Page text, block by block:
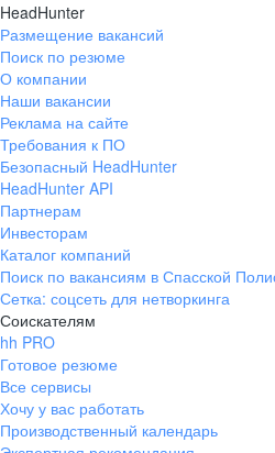
HeadHunter
Размещение вакансий
Поиск по резюме
О компании
Наши вакансии
Реклама на сайте
Требования к ПО
Безопасный HeadHunter
HeadHunter API
Партнерам
Инвесторам
Каталог компаний
Поиск по вакансиям в Спасской
Сетка: соцсеть для нетворкинга
Соискателям
hh PRO
Готовое резюме
Все сервисы
Хочу у вас работать
Производственный календарь